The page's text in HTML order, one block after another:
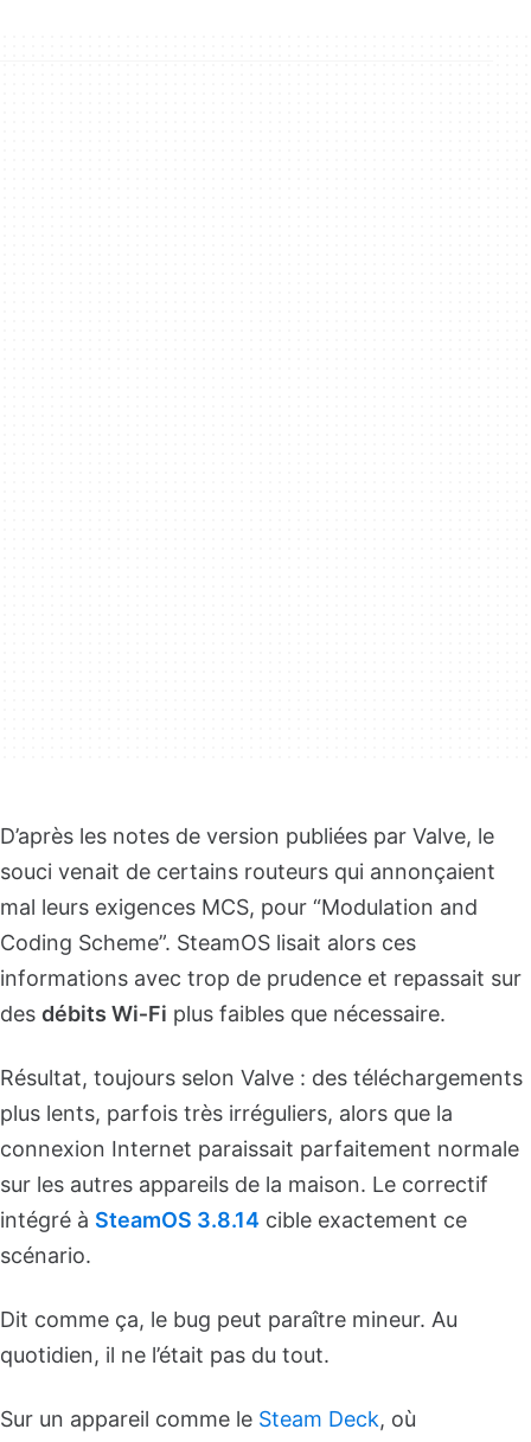
D’après les notes de version publiées par Valve, le
souci venait de certains routeurs qui annonçaient
mal leurs exigences MCS, pour “Modulation and
Coding Scheme”. SteamOS lisait alors ces
informations avec trop de prudence et repassait sur
des débits Wi‑Fi plus faibles que nécessaire.
Résultat, toujours selon Valve : des téléchargements
plus lents, parfois très irréguliers, alors que la
connexion Internet paraissait parfaitement normale
sur les autres appareils de la maison. Le correctif
intégré à SteamOS 3.8.14 cible exactement ce
scénario.
Dit comme ça, le bug peut paraître mineur. Au
quotidien, il ne l’était pas du tout.
Sur un appareil comme le Steam Deck, où